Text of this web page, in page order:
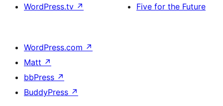
WordPress.tv ↗
Five for the Future
WordPress.com ↗
Matt ↗
bbPress ↗
BuddyPress ↗